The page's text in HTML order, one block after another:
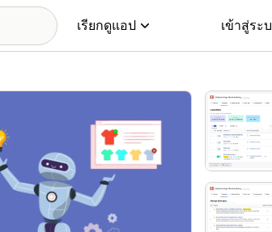
เรียกดูแอป เข้าสู่ระ